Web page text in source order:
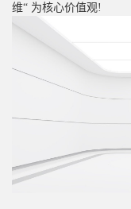
维“ 为核心价值观!